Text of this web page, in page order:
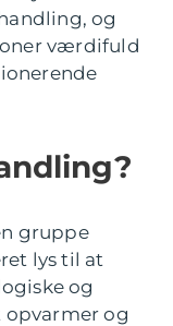
og
værdifuld
gruppe
lys til at
og
opvarmer og